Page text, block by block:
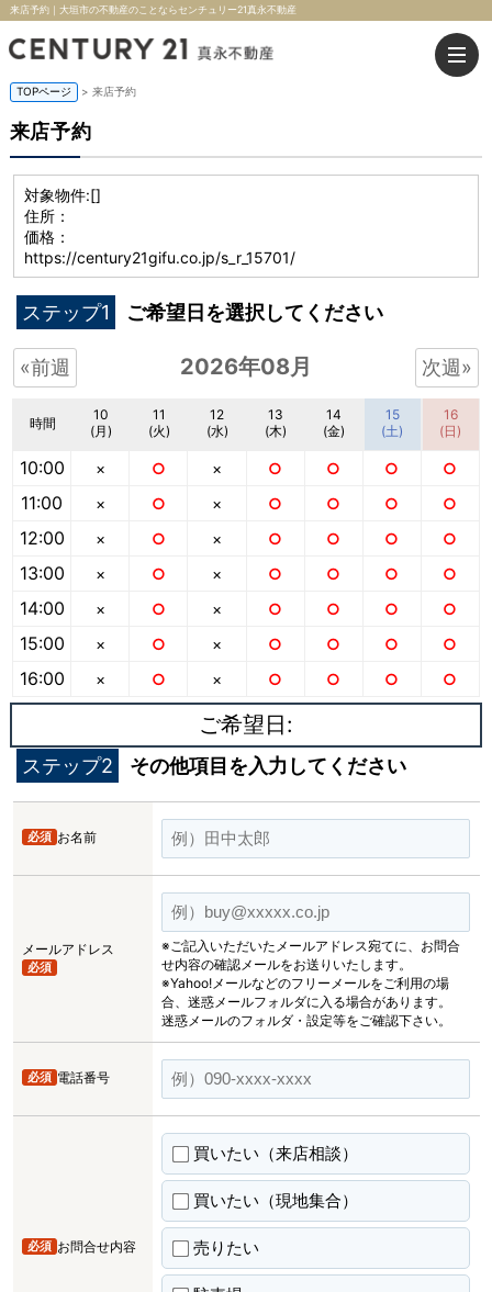
来店予約｜大垣市の不動産のことならセンチュリー21真永不動産
TOPページ > 来店予約
来店予約
対象物件:[]
住所：
価格：
https://century21gifu.co.jp/s_r_15701/
ステップ1 ご希望日を選択してください
«前週 2026年08月 次週»
時間
10:00
11:00
12:00
13:00
14:00
15:00
16:00
10
(月)
×
×
×
×
×
×
×
11
(火)
○
○
○
○
○
○
○
12
(水)
×
×
×
×
×
×
×
13
(木)
○
○
○
○
○
○
○
14
(金)
○
○
○
○
○
○
○
15
(土)
○
○
○
○
○
○
○
16
(日)
○
○
○
○
○
○
○
ご希望日:
ステップ2 その他項目を入力してください
お名前
必須
メールアドレス
必須
※ご記入いただいたメールアドレス宛てに、お問合
せ内容の確認メールをお送りいたします。
※Yahoo!メールなどのフリーメールをご利用の場
合、迷惑メールフォルダに入る場合があります。
迷惑メールのフォルダ・設定等をご確認下さい。
電話番号
必須
お問合せ内容
必須
買いたい（来店相談）
買いたい（現地集合）
売りたい